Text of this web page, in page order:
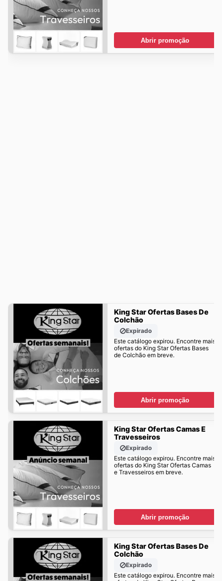
Abrir promoção
King Star Ofertas Bases De
Colchão
Expirado
Este catálogo expirou. Encontre mais
ofertas do King Star Ofertas Bases
de Colchão em breve.
Abrir promoção
King Star Ofertas Camas E
Travesseiros
Expirado
Este catálogo expirou. Encontre mais
ofertas do King Star Ofertas Camas
e Travesseiros em breve.
Abrir promoção
King Star Ofertas Bases De
Colchão
Expirado
Este catálogo expirou. Encontre mais